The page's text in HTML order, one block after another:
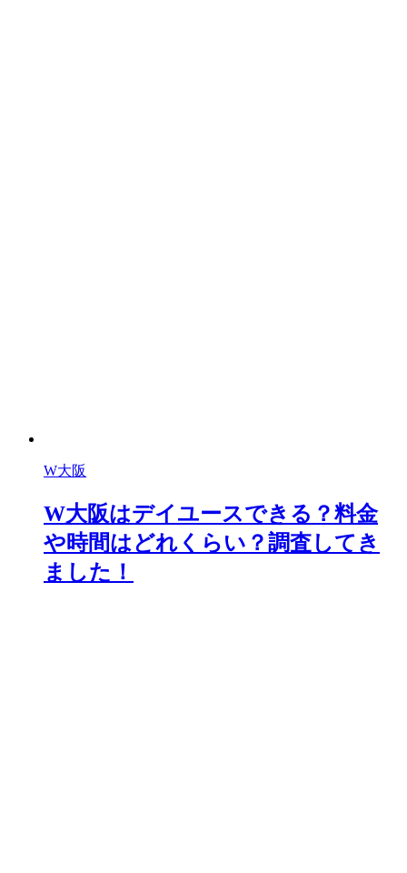
W大阪
W大阪はデイユースできる？料金
や時間はどれくらい？調査してき
ました！